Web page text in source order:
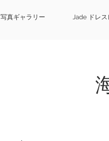
写真ギャラリー Jade ドレス